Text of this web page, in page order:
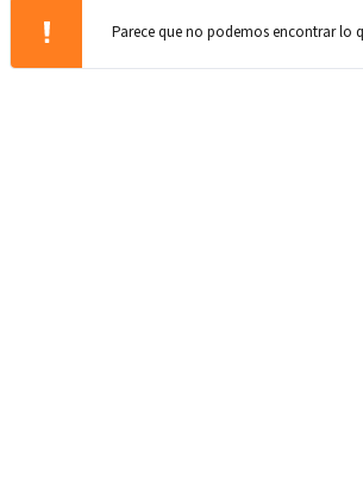
Parece que no podemos encontrar lo